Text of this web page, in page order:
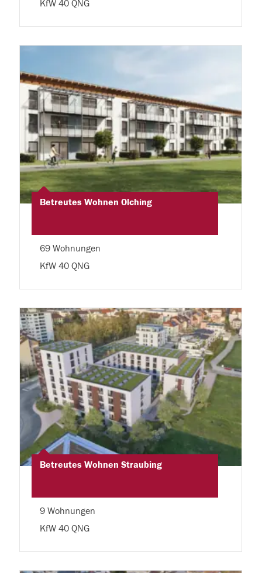
KfW 40 QNG
Betreutes Wohnen Olching
69 Wohnungen
KfW 40 QNG
Betreutes Wohnen Straubing
9 Wohnungen
KfW 40 QNG